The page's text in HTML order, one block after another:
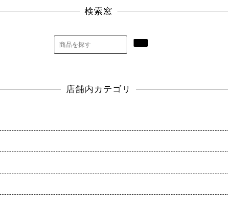
検索窓
店舗内カテゴリ